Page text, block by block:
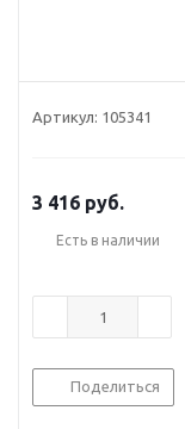
Артикул: 105341
3 416 руб.
Есть в наличии
Поделиться